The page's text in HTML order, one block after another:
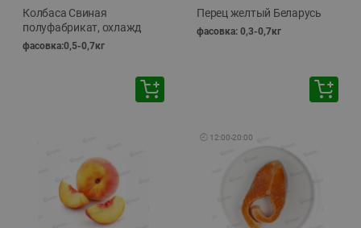
Колбаса Свиная
полуфабрикат, охлажд
фасовка:0,5-0,7кг
Перец желтый Беларусь
фасовка: 0,3-0,7кг
🕘 12:00-20:00